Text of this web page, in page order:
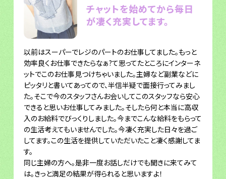
チャットを始めてから毎日
が凄く充実してます。
以前はスーパーでレジのパートのお仕事してました。もっと
効率良くお仕事できたらなぁ?て思ってたところにインターネ
ットでこのお仕事見つけちゃいました。主婦など副業などに
ピッタリと書いてあってので、半信半疑で面接行ってみまし
た。そこで今のスタッフさんお会いしてこのスタッフなら安心
できると思いお仕事してみました。そしたら何と本当に高収
入のお給料でびっくりしました。今までこんな給料をもらって
の生活考えてもいませんでした。今凄く充実した日々を過ご
してます。この生活を提供していただいたこと凄く感謝してま
す。
同じ主婦の方へ。是非一度お話しだけでも聞きに来てみて
は。きっと満足の結果が得られると思いますよ！